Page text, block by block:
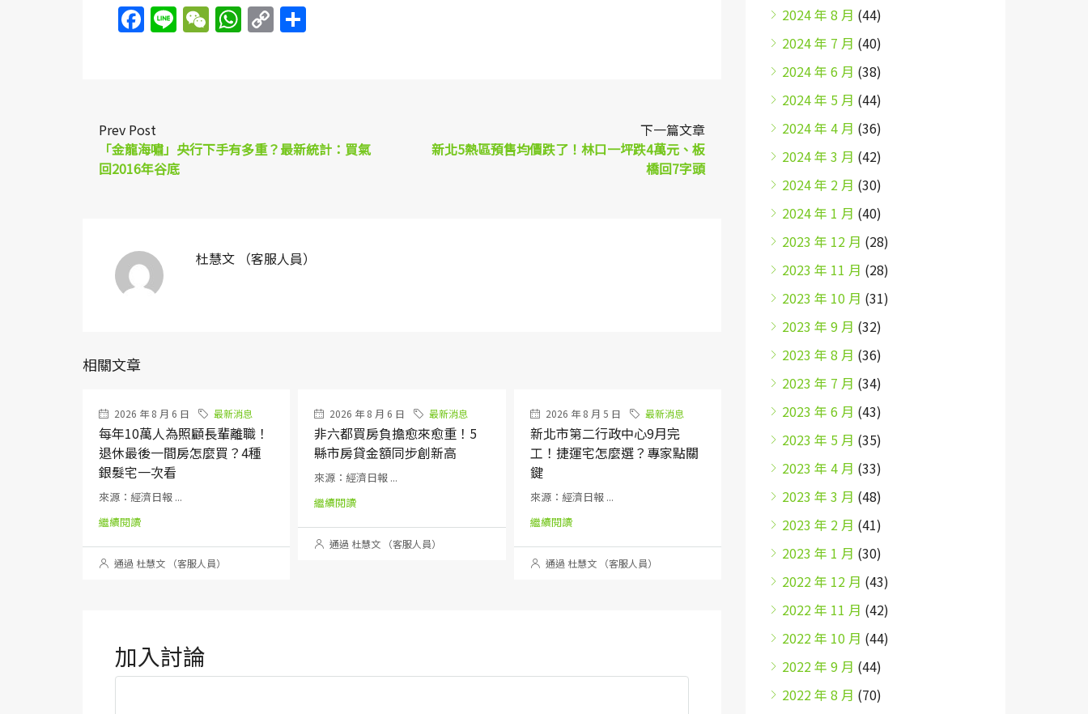
Facebook
LineWeChat
WhatsApp
Copy
Link
Prev Post
「金龍海嘯」央行下手有多重？最新統計：買氣
回2016年谷底
下一篇文章
新北5熱區預售均價跌了！林口一坪跌4萬元、板
橋回7字頭
杜慧文 （客服人員）
相關文章
2026 年 8 月 6 日 最新消息
每年10萬人為照顧長輩離職！
退休最後一間房怎麼買？4種
銀髮宅一次看
來源：經濟日報 ...
繼續閱讀
通過 杜慧文 （客服人員）
2026 年 8 月 6 日 最新消息
非六都買房負擔愈來愈重！5
縣市房貸金額同步創新高
來源：經濟日報 ...
繼續閱讀
通過 杜慧文 （客服人員）
2026 年 8 月 5 日 最新消息
新北市第二行政中心9月完
工！捷運宅怎麼選？專家點關
鍵
來源：經濟日報 ...
繼續閱讀
通過 杜慧文 （客服人員）
加入討論
2024 年 8 月 (44)
2024 年 7 月 (40)
2024 年 6 月 (38)
2024 年 5 月 (44)
2024 年 4 月 (36)
2024 年 3 月 (42)
2024 年 2 月 (30)
2024 年 1 月 (40)
2023 年 12 月 (28)
2023 年 11 月 (28)
2023 年 10 月 (31)
2023 年 9 月 (32)
2023 年 8 月 (36)
2023 年 7 月 (34)
2023 年 6 月 (43)
2023 年 5 月 (35)
2023 年 4 月 (33)
2023 年 3 月 (48)
2023 年 2 月 (41)
2023 年 1 月 (30)
2022 年 12 月 (43)
2022 年 11 月 (42)
2022 年 10 月 (44)
2022 年 9 月 (44)
2022 年 8 月 (70)